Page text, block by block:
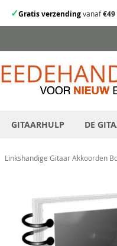
✓Gratis verzendingvanaf€49
GITAARHULP DE
Linkshandige Gitaar Akkoorden